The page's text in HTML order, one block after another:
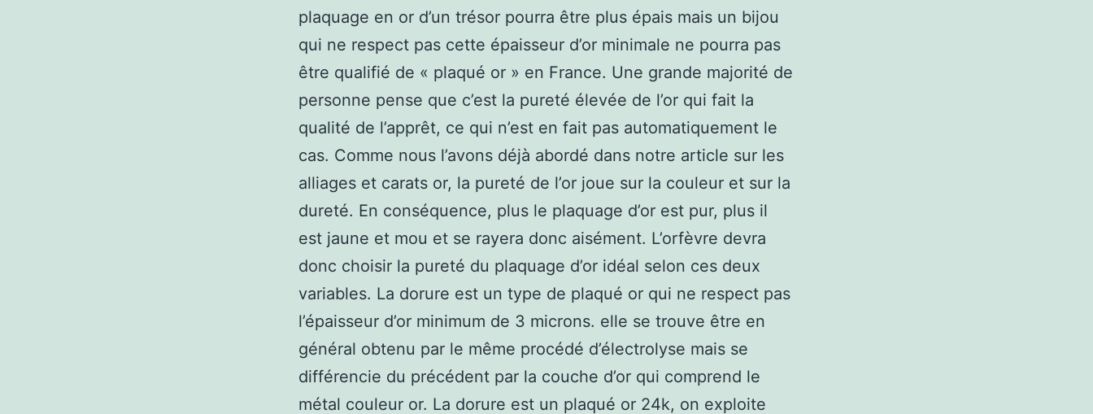
plaquage en or d’un trésor pourra être plus épais mais un bijou
qui ne respect pas cette épaisseur d’or minimale ne pourra pas
être qualifié de « plaqué or » en France. Une grande majorité de
personne pense que c’est la pureté élevée de l’or qui fait la
qualité de l’apprêt, ce qui n’est en fait pas automatiquement le
cas. Comme nous l’avons déjà abordé dans notre article sur les
alliages et carats or, la pureté de l’or joue sur la couleur et sur la
dureté. En conséquence, plus le plaquage d’or est pur, plus il
est jaune et mou et se rayera donc aisément. L’orfèvre devra
donc choisir la pureté du plaquage d’or idéal selon ces deux
variables. La dorure est un type de plaqué or qui ne respect pas
l’épaisseur d’or minimum de 3 microns. elle se trouve être en
général obtenu par le même procédé d’électrolyse mais se
différencie du précédent par la couche d’or qui comprend le
métal couleur or. La dorure est un plaqué or 24k, on exploite